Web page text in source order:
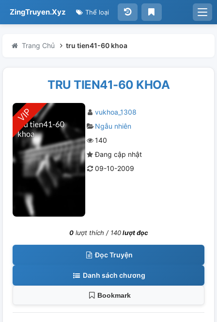
ZingTruyen.Xyz Thể loại
Trang Chủ tru tien41-60 khoa
TRU TIEN41-60 KHOA
vukhoa_1308
Ngẫu nhiên
140
Đang cập nhật
09-10-2009
0lượt thích / 140lượt đọc
Đọc Truyện
Danh sách chương
Bookmark